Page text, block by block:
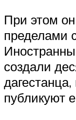
При этом
пределами
создали
публикуют